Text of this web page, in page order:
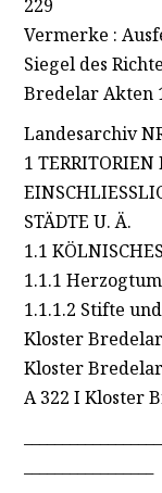
229
Vermerke :
Siegel des
Bredelar Akten
Landesarchiv
1 TERRITORIEN
STÄDTE U. Ä.
1.1
1.1.1
1.1.1.2 Stifte
Kloster Bredelar
Kloster
A 322 I Kloster